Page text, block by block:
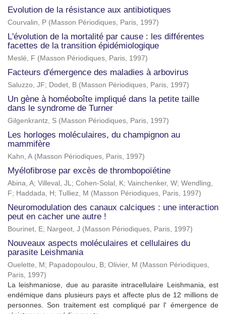
Evolution de la résistance aux antibiotiques
Courvalin, P (Masson Périodiques, Paris, 1997)
L'évolution de la mortalité par cause : les différentes
facettes de la transition épidémiologique
Meslé, F (Masson Périodiques, Paris, 1997)
Facteurs d'émergence des maladies à arbovirus
Saluzzo, JF; Dodet, B (Masson Périodiques, Paris, 1997)
Un gène à homéoboîte impliqué dans la petite taille
dans le syndrome de Turner
Gilgenkrantz, S (Masson Périodiques, Paris, 1997)
Les horloges moléculaires, du champignon au
mammifère
Kahn, A (Masson Périodiques, Paris, 1997)
Myélofibrose par excès de thrombopoïétine
Abina, A; Villeval, JL; Cohen-Solal, K; Vainchenker, W; Wendling,
F; Haddada, H ; Tulliez, M (Masson Périodiques, Paris, 1997)
Neuromodulation des canaux calciques : une interaction
peut en cacher une autre !
Bourinet, E; Nargeot, J (Masson Périodiques, Paris, 1997)
Nouveaux aspects moléculaires et cellulaires du
parasite Leishmania
Ouelette, M ; Papadopoulou, B; Olivier, M (Masson Périodiques,
Paris, 1997)
La leishmaniose, due au parasite intracellulaire Leishmania, est
endémique dans plusieurs pays et affecte plus de 12 millions de
personnes. Son traitement est compliqué par l' émergence de